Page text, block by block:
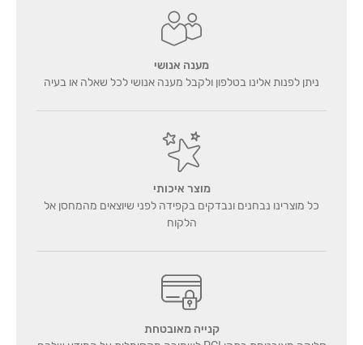
מענה אנושי
ניתן לפנות אלינו בטלפון ולקבל מענה אנושי לכל שאלה או בעיה
מוצר איכותי
כל מוצרינו נבחנים ונבדקים בקפידה לפני שיוצאים מהמחסן אל
הלקוח
קנייה מאובטחת